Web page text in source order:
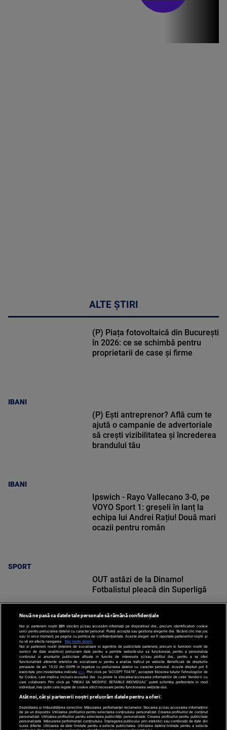
ALTE ȘTIRI
IBANI
(P) Piața fotovoltaică din București
în 2026: ce se schimbă pentru
proprietarii de case și firme
IBANI
(P) Ești antreprenor? Află cum te
ajută o campanie de advertoriale
să crești vizibilitatea și încrederea
brandului tău
SPORT
Ipswich - Rayo Vallecano 3-0, pe
VOYO Sport 1: greșeli în lanț la
echipa lui Andrei Rațiu! Două mari
ocazii pentru român
SPORT
OUT astăzi de la Dinamo!
Fotbalistul pleacă din Superligă
Nouă ne pasă ca datele tale personale să rămână confidențiale
Noi și partenerii noștri 201 stocăm și/sau accesăm informații pe dispozitivul dvs., precum identificatorii cookie
unici pentru prelucrarea datelor cu caracter personal. Puteți accepta sau gestiona alegerile dvs. făcând clic mai jos
sau în orice moment, pe pagina cu politica de confidențialitate. Aceste alegeri vor fi raportate partenerilor noștri și
nu vă vor afecta navigarea.
Mai multe detalii
Noi si partenerii nostri (retelele de socializare si agentiile de publicitate partenere, precum si furnizorii nostri de
servicii de date analitice) prelucram date pentru a permite website-ului sa functioneze, pentru a personaliza
continutul si anunturile publicitare afisate in functie de interesele si/sau profilul dvs., pentru a va oferi
functionalitati aferente retelelor de socializare si pentru a analiza traficul pe website. Beneficiati de drepturile
prevazute de art. 15-22 din GDPR in legatura cu prelucrarea datelor cu caracter personal. Aceste drepturi pot fi
exercitate prin modalitatea indicataaici . Prin click pe “ACCEPT TOATE”, acceptati folosirea tuturor Tehnologiilor de
tip Cookie, care implica inclusiv acceptul dvs. cu privire la stocarea/accesarea informatiilor de catre Vendor-ii cu
care colaboram. Prin click pe “VREAU SA MODIFIC SETARILE INDIVIDUAL” puteti schimba preferintele in mod
individual, mai putin cele legate de cookie strict necesare pentru functionarea website-ului.
Atât noi, cât și partenerii noștri prelucrăm datele pentru a oferi:
Dezvoltarea și îmbunătățirea serviciilor. Măsurarea performanței reclamelor. Stocarea și/sau accesarea informațiilor
de pe un dispozitiv. Utilizarea profilurilor pentru selectarea conținutului personalizat. Crearea profilurilor de conținut
personalizat. Utilizarea profilurilor pentru selectarea publicității personalizate. Crearea profilurilor pentru publicitate
personalizată. Măsurarea performanței conținutului. Înțelegerea publicului prin statistici sau combinații de date din
surse diferite. Utilizarea de date limitate pentru a selecta publicitatea. Utilizarea datelor limitate pentru a selecta